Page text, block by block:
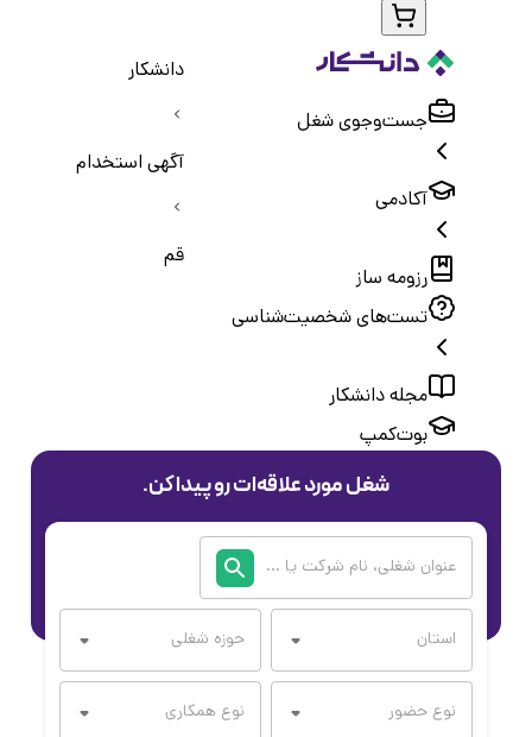
جست‌و‌جوی شغل
آکادمی
رزومه ساز
تست‌های شخصیت‌شناسی
مجله دانشکار
بوت‌کمپ
دانشکار
آگهی استخدام
قم
شغل مورد علاقه‌ات رو پیدا کن.